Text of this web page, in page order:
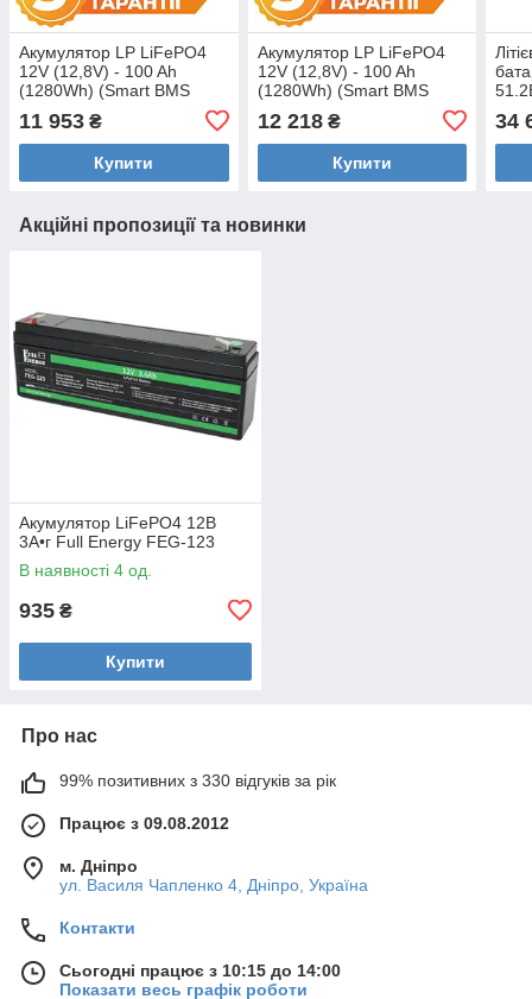
Акумулятор LP LiFePO4
12V (12,8V) - 100 Ah
(1280Wh) (Smart BMS
100А) з BT пластик Уцінка
11 953 ₴
Купити
Акумулятор LP LiFePO4
12V (12,8V) - 100 Ah
(1280Wh) (Smart BMS
100А) з BT пластик Уцінка
12 218₴
Купити
34
Акційні пропозиції та новинки
Акумулятор LiFePO4 12В
3А•г Full Energy FEG-123
В наявності 4 од.
935 ₴
Купити
Про нас
99% позитивних з 330 відгуків за рік
Працює з 09.08.2012
м. Дніпро
ул. Василя Чапленко 4, Дніпро, Україна
Контакти
Сьогодні працює з 10:15 до 14:00
Показати весь графік роботи